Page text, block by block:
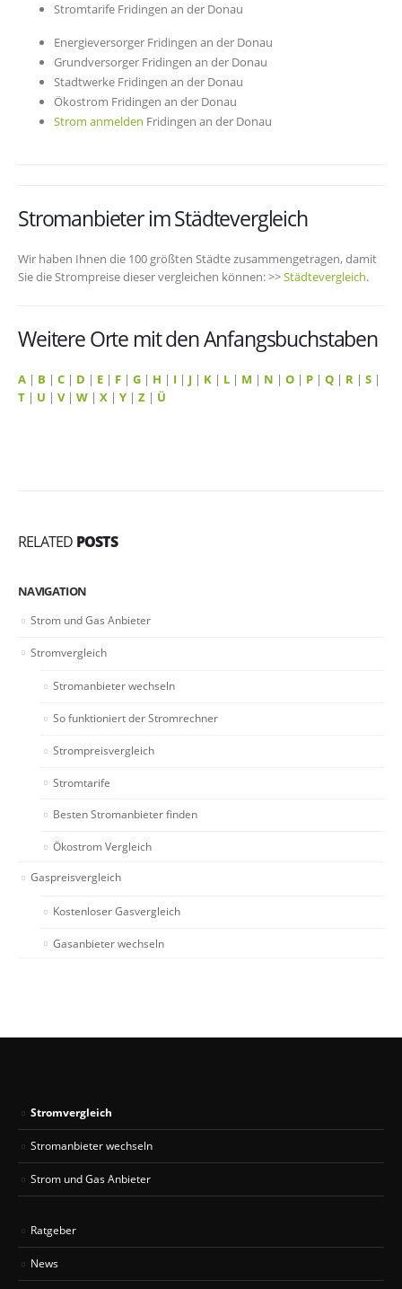
Stromtarife Fridingen an der Donau
Energieversorger Fridingen an der Donau
Grundversorger Fridingen an der Donau
Stadtwerke Fridingen an der Donau
Ökostrom Fridingen an der Donau
Strom anmelden Fridingen an der Donau
Stromanbieter im Städtevergleich
Wir haben Ihnen die 100 größten Städte zusammengetragen, damit
Sie die Strompreise dieser vergleichen können: >>Städtevergleich.
Weitere Orte mit den Anfangsbuchstaben
A | B | C | D | E | F | G | H | I | J | K | L | M | N | O | P | Q | R | S |
T | U | V| W | X | Y | Z | Ü
RELATED POSTS
NAVIGATION
Strom und Gas Anbieter
Stromvergleich
Stromanbieter wechseln
So funktioniert der Stromrechner
Strompreisvergleich
Stromtarife
Besten Stromanbieter finden
Ökostrom Vergleich
Gaspreisvergleich
Kostenloser Gasvergleich
Gasanbieter wechseln
Stromvergleich
Stromanbieter wechseln
Strom und Gas Anbieter
Ratgeber
News